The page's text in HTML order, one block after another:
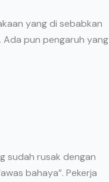
yang di sebabkan
pun pengaruh yang
sudah rusak dengan
bahaya”. Pekerja